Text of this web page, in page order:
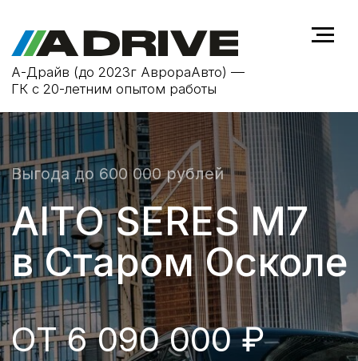
А-Драйв (до 2023г АврораАвто) —
AITO SERES M7
в Старом Осколе
Выгода до 600 000 рублей
ОТ 6 090 000 ₽
ОФИЦИАЛЬНАЯ ГАРАНТИЯ
гарантийное обслуживание
КРЕДИТ ОТ 0.01%
более 90% одобрений
ВЫГОДНЫЙ ТРЕЙД-ИН
оценка онлайн